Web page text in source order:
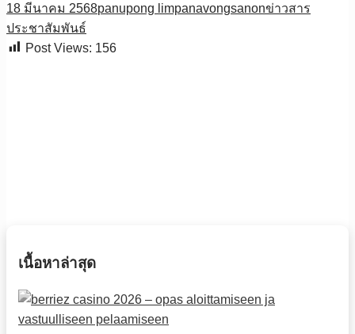
18 มีนาคม 2568panupong limpanavongsanonข่าวสาร
ประชาสัมพันธ์
Post Views: 156
เนื้อหาล่าสุด